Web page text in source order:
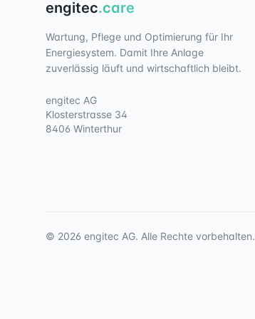
engitec.care
Wartung, Pflege und Optimierung für Ihr
Energiesystem. Damit Ihre Anlage
zuverlässig läuft und wirtschaftlich bleibt.
engitec AG
Klosterstrasse 34
8406 Winterthur
© 2026 engitec AG. Alle Rechte vorbehalten.